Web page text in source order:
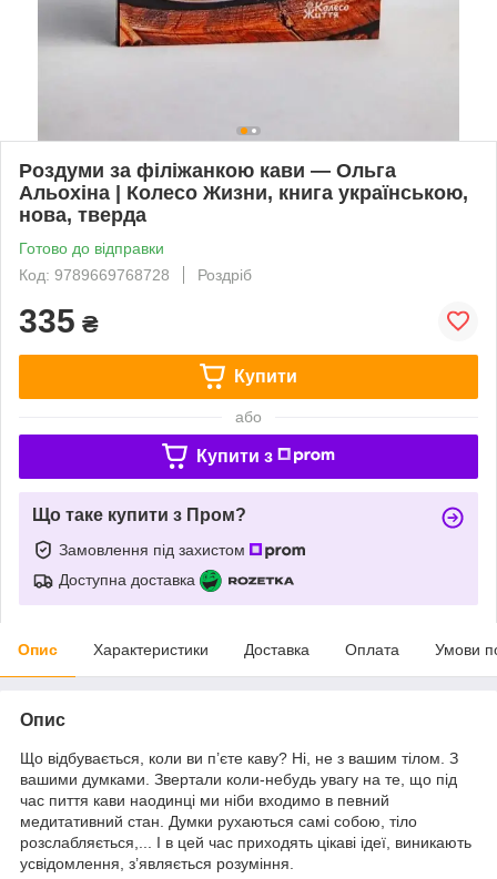
Роздуми за філіжанкою кави — Ольга
Альохіна | Колесо Жизни, книга українською,
нова, тверда
Готово до відправки
Код: 9789669768728
Роздріб
335 ₴
Купити
або
Купити з
Що таке купити з Пром?
Замовлення під захистом
Доступна доставка
Опис Характеристики Доставка Оплата Умови
Опис
Що відбувається, коли ви п’єте каву? Ні, не з вашим тілом. З
вашими думками. Звертали коли-небудь увагу на те, що під
час пиття кави наодинці ми ніби входимо в певний
медитативний стан. Думки рухаються самі собою, тіло
розслабляється,... І в цей час приходять цікаві ідеї, виникають
усвідомлення, з’являється розуміння.